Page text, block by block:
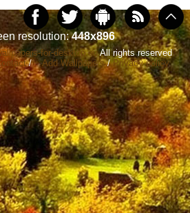
resolution:448x896
for-desktop.euAll rights reserved
/+ Add Wallpapers/Privacy policy